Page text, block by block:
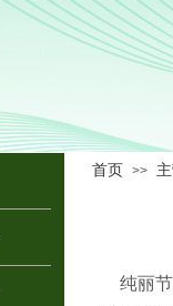
首页 >>
纯丽